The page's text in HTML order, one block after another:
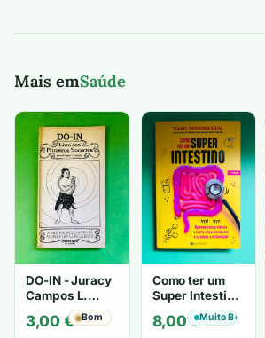
Mais emSaúde
DO-IN - Juracy
Campos L.
Cancado
3,00 € Bom
Como ter um
Super Intestino
- ISABEL
PEDROSO
8,00€Muito Bom